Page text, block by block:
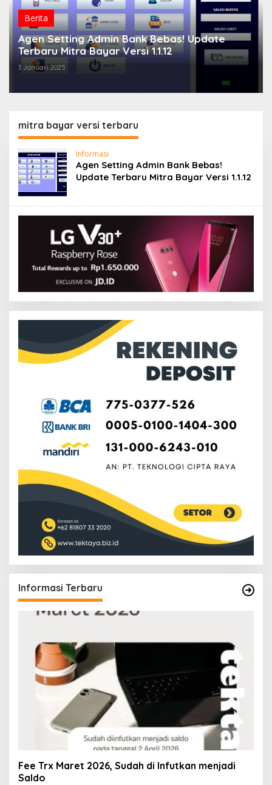
Berita
Agen Setting Admin Bank Bebas! Update
Terbaru Mitra Bayar Versi 1.1.12
3 Januari 2025
mitra bayar versi terbaru
Informasi
Agen Setting Admin Bank Bebas!
Update Terbaru Mitra Bayar Versi 1.1.12
Informasi Terbaru
Fee Trx Maret 2026, Sudah di Infutkan menjadi
Saldo